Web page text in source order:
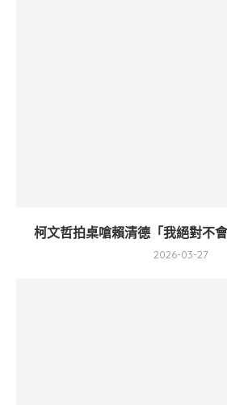
柯文哲拍桌嗆賴清德「我絕對不
2026-03-27